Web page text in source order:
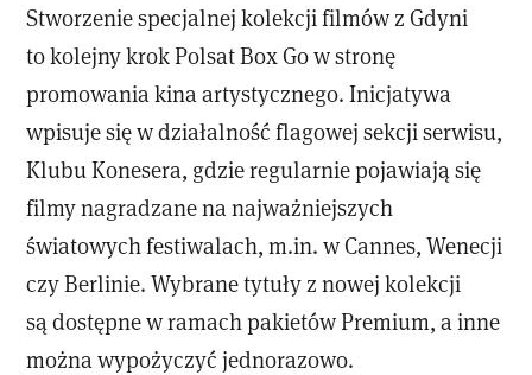
Stworzenie specjalnej kolekcji filmów z Gdyni
to kolejny krok Polsat Box Go w stronę
promowania kina artystycznego. Inicjatywa
wpisuje się w działalność flagowej sekcji serwisu,
Klubu Konesera, gdzie regularnie pojawiają się
filmy nagradzane na najważniejszych
światowych festiwalach, m.in. w Cannes, Wenecji
czy Berlinie. Wybrane tytuły z nowej kolekcji
są dostępne w ramach pakietów Premium, a inne
można wypożyczyć jednorazowo.